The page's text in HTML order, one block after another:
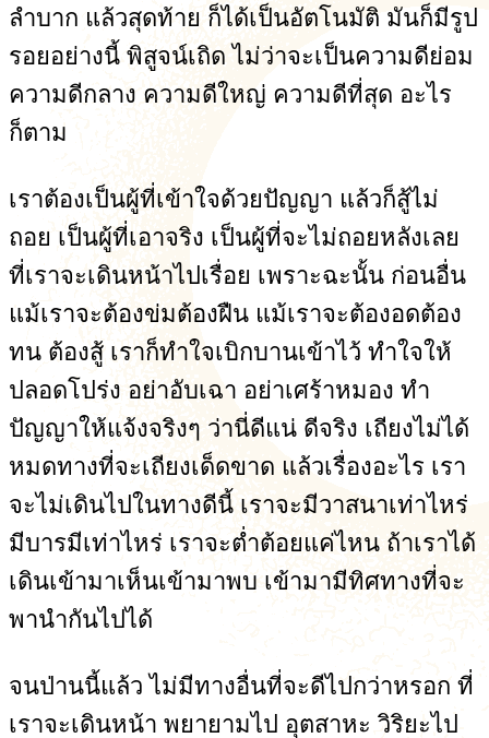
ลำบาก แล้วสุดท้าย ก็ได้เป็นอัตโนมัติ มันก็มีรูป
รอยอย่างนี้ พิสูจน์เถิด ไม่ว่าจะเป็นความดีย่อม
ความดีกลาง ความดีใหญ่ ความดีที่สุด อะไร
ก็ตาม
เราต้องเป็นผู้ที่เข้าใจด้วยปัญญา แล้วก็สู้ไม่
ถอย เป็นผู้ที่เอาจริง เป็นผู้ที่จะไม่ถอยหลังเลย
ที่เราจะเดินหน้าไปเรื่อย เพราะฉะนั้น ก่อนอื่น
แม้เราจะต้องข่มต้องฝืน แม้เราจะต้องอดต้อง
ทน ต้องสู้ เราก็ทำใจเบิกบานเข้าไว้ ทำใจให้
ปลอดโปร่ง อย่าอับเฉา อย่าเศร้าหมอง ทำ
ปัญญาให้แจ้งจริงๆ ว่านี่ดีแน่ ดีจริง เถียงไม่ได้
หมดทางที่จะเถียงเด็ดขาด แล้วเรื่องอะไร เรา
จะไม่เดินไปในทางดีนี้ เราจะมีวาสนาเท่าไหร่
มีบารมีเท่าไหร่ เราจะต่ำต้อยแค่ไหน ถ้าเราได้
เดินเข้ามาเห็นเข้ามาพบ เข้ามามีทิศทางที่จะ
พานำกันไปได้
จนป่านนี้แล้ว ไม่มีทางอื่นที่จะดีไปกว่าหรอก ที่
เราจะเดินหน้า พยายามไป อุตสาหะ วิริยะไป